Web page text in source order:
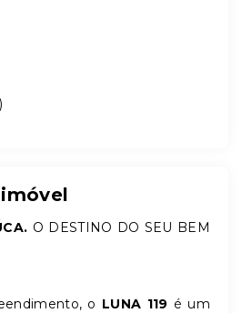
)
O DESTINO DO SEU BEM
o LUNA 119 é um